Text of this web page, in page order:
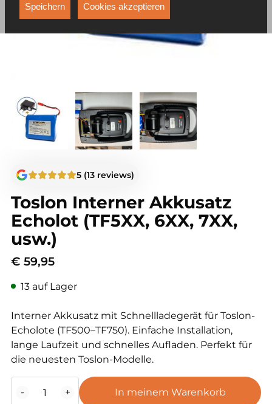
Toslon Interner Akkusatz
Echolot (TF5XX, 6XX, 7XX,
usw.)
€ 59,95
13 auf Lager
Interner Akkusatz mit Schnellladegerät für Toslon-
Echolote (TF500–TF750). Einfache Installation,
lange Laufzeit und schnelles Aufladen. Perfekt für
die neuesten Toslon-Modelle.
-
Interner
+ In meinem Warenkorb
5 (13 reviews)
dieselbe Werbung ständig angezeigt wird.
Speichern Cookies akzeptieren